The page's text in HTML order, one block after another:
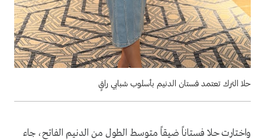
حلا الترك تعتمد فستان الدنيم بأسلوب شبابي راقٍ
واختارت حلا فستاناً ضيقاً متوسط الطول من الدنيم الفاتح، جاء